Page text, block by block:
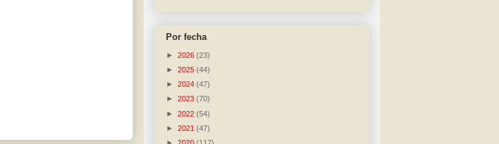
Por fecha
► 2026 (23)
► 2025 (44)
► 2024 (47)
► 2023 (70)
► 2022 (54)
► 2021 (47)